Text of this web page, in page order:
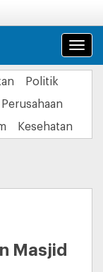
Politik
Kesehatan
Masjid